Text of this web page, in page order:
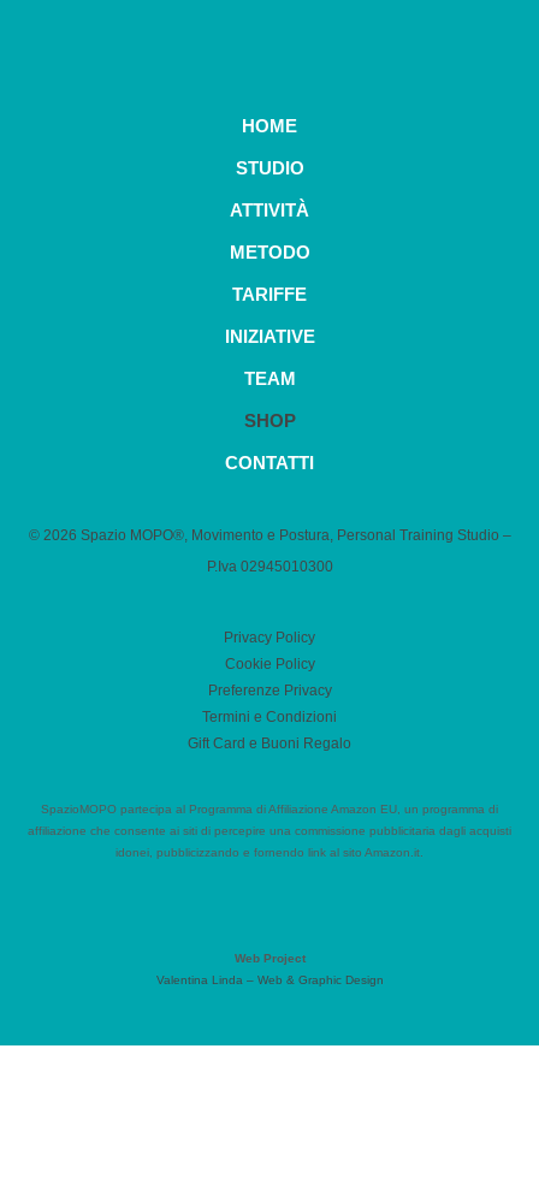
HOME
STUDIO
ATTIVITÀ
METODO
TARIFFE
INIZIATIVE
TEAM
SHOP
CONTATTI
© 2026 Spazio MOPO®, Movimento e Postura, Personal Training Studio –
P.Iva 0​2945010300
Privacy Policy
Cookie Policy
Preferenze Privacy
Termini e Condizioni
Gift Card e Buoni Regalo
SpazioMOPO partecipa al Programma di Affiliazione Amazon EU, un programma di
affiliazione che consente ai siti di percepire una commissione pubblicitaria dagli acquisti
idonei, pubblicizzando e fornendo link al sito Amazon.it.
Web Project
Valentina Linda – Web & Graphic Design